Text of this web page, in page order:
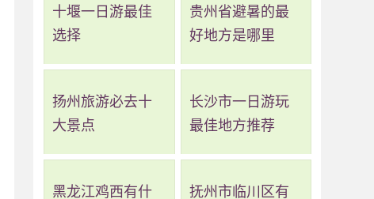
十堰一日游最佳
选择
贵州省避暑的最
好地方是哪里
扬州旅游必去十
大景点
长沙市一日游玩
最佳地方推荐
黑龙江鸡西有什 抚州市临川区有